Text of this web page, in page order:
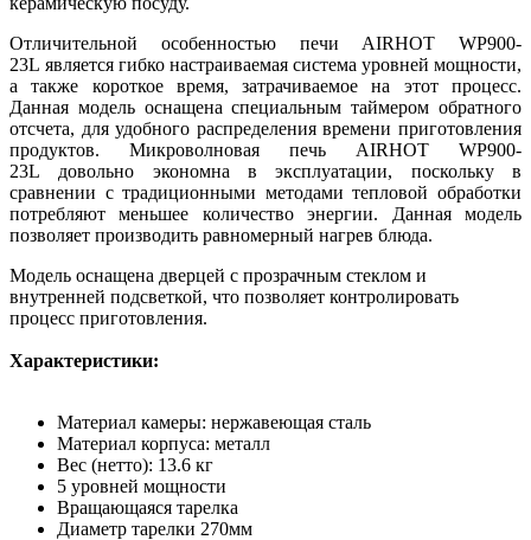
Отличительной особенностью печи AIRHOT WP900-
23L является гибко настраиваемая система уровней мощности,
а также короткое время, затрачиваемое на этот процесс.
Данная модель оснащена специальным таймером обратного
отсчета, для удобного распределения времени приготовления
продуктов. Микроволновая печь AIRHOT WP900-
23L довольно экономна в эксплуатации, поскольку в
сравнении с традиционными методами тепловой обработки
потребляют меньшее количество энергии. Данная модель
позволяет производить равномерный нагрев блюда.
Модель оснащена дверцей с прозрачным стеклом и
внутренней подсветкой, что позволяет контролировать
процесс приготовления.
Характеристики:
Материал камеры: нержавеющая сталь
Материал корпуса: металл
Вес (нетто): 13.6 кг
5 уровней мощности
Вращающаяся тарелка
Диаметр тарелки 270мм